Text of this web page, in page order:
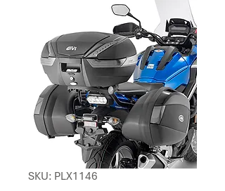
SKU: PLX1146